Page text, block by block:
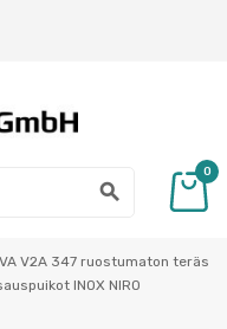
search
0
V2A 347 ruostumaton teräs
INOX NIRO